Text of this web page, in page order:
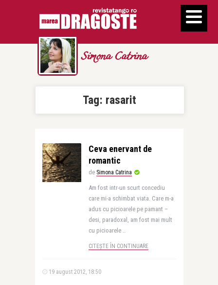
Simona Catrina
Tag: rasarit
Ceva enervant de
romantic
de Simona Catrina
Am fost intr-un scurt concediu
care mi-a schimbat viata. Care m-a
adus cu picioarele pe pamant –
desi, paradoxal, am fost mai mult
cu picioarele ..
CITEȘTE ÎN CONTINUARE
19 august 2012, 18:50